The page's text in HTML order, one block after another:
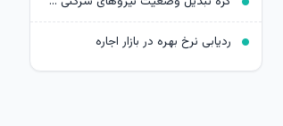
ردیابی نرخ بهره در بازار اجاره